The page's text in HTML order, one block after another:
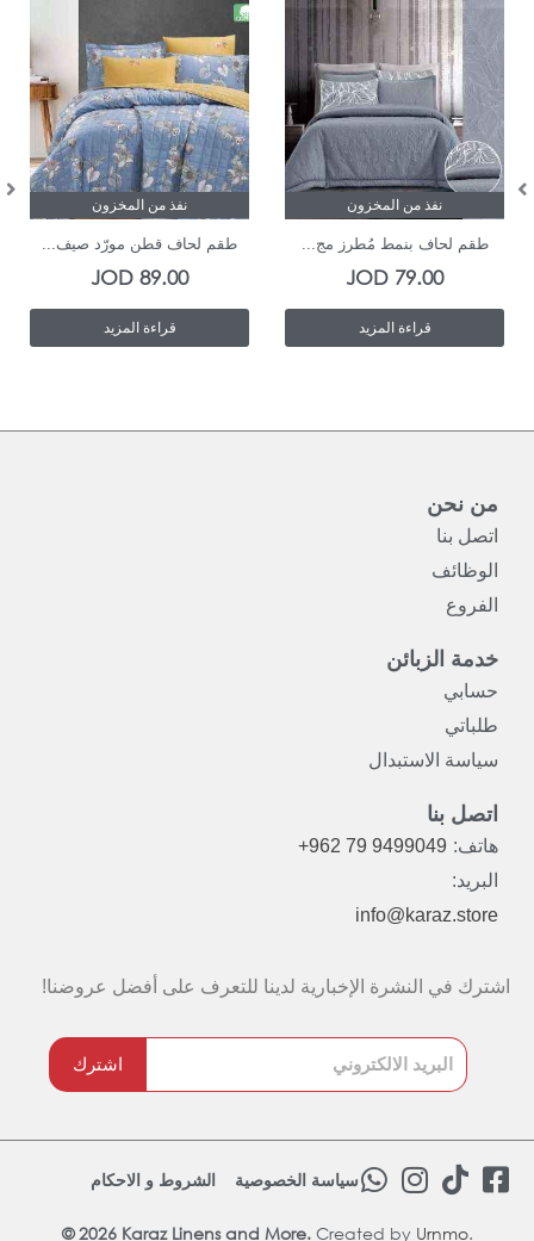
نفذ من المخزون
طقم لحاف بنمط مُطرز مج...
79.00
JOD
قراءة المزيد
نفذ من المخزون
طقم لحاف قطن مورّد صيف...
89.00
JOD
قراءة المزيد
من نحن
اتصل بنا
الوظائف
الفروع
خدمة الزبائن
حسابي
طلباتي
سياسة الاستبدال
اتصل بنا
هاتف: +962 79 9499049
البريد:
info@karaz.store
اشترك في النشرة الإخبارية لدينا للتعرف على أفضل عروضنا!
اشترك
F
T
I
Wسياسة الخصوصية الشروط و الاحكام
© 2026 Karaz Linens and More. Created by Urnmo.